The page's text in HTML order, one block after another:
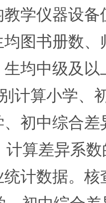
学仪器设
图书册数
均中级及
计算小学、
初中综合
算差异系
计数据。